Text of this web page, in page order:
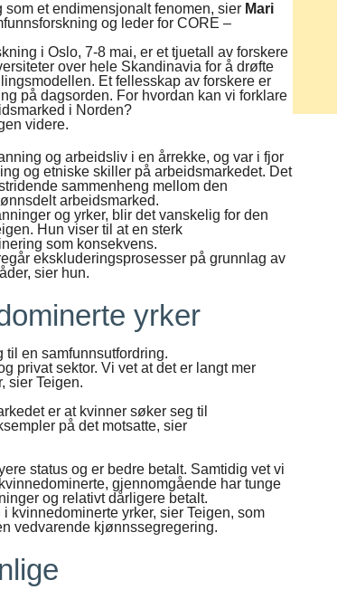
et endimensjonalt fenomen, sier Mari
og leder for CORE –
i Oslo, 7-8 mai, er et tjuetall av forskere
over hele Skandinavia for å drøfte
Et fellesskap av forskere er
på dagsorden. For hvordan kan vi forklare
i Norden?
videre.
og arbeidsliv i en årrekke, og var i fjor
og etniske skiller på arbeidsmarkedet. Det
sammenheng mellom den
arbeidsmarked.
og yrker, blir det vanskelig for den
Hun viser til at en sterk
som konsekvens.
ekskluderingsprosesser på grunnlag av
sier hun.
yrker
til en samfunnsutfordring.
privat sektor. Vi vet at det er langt mer
sier Teigen.
er at kvinner søker seg til
på det motsatte, sier
status og er bedre betalt. Samtidig vet vi
gjennomgående har tunge
og relativt dårligere betalt.
kvinnedominerte yrker, sier Teigen, som
vedvarende kjønnssegregering.